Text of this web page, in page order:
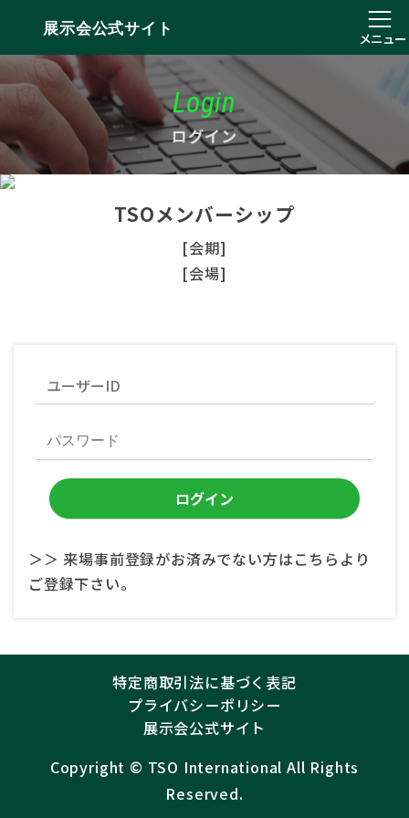
展示会公式サイト
メニュー
Login
ログイン
TSOメンバーシップ
[会期]
[会場]
＞＞ 来場事前登録がお済みでない方はこちらより
ご登録下さい。
特定商取引法に基づく表記
プライバシーポリシー
展示会公式サイト
Copyright ©︎ TSO International All Rights
Reserved.